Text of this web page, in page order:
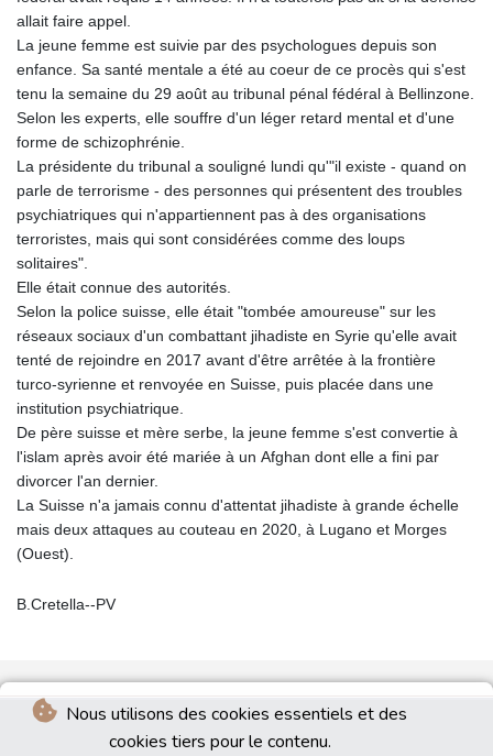
Nous utilisons des cookies essentiels et des
cookies tiers pour le contenu.
allait faire appel.
La jeune femme est suivie par des psychologues depuis son
enfance. Sa santé mentale a été au coeur de ce procès qui s'est
tenu la semaine du 29 août au tribunal pénal fédéral à Bellinzone.
Selon les experts, elle souffre d'un léger retard mental et d'une
forme de schizophrénie.
La présidente du tribunal a souligné lundi qu'"il existe - quand on
parle de terrorisme - des personnes qui présentent des troubles
psychiatriques qui n'appartiennent pas à des organisations
terroristes, mais qui sont considérées comme des loups
solitaires".
Elle était connue des autorités.
Selon la police suisse, elle était "tombée amoureuse" sur les
réseaux sociaux d'un combattant jihadiste en Syrie qu'elle avait
tenté de rejoindre en 2017 avant d'être arrêtée à la frontière
turco-syrienne et renvoyée en Suisse, puis placée dans une
institution psychiatrique.
De père suisse et mère serbe, la jeune femme s'est convertie à
l'islam après avoir été mariée à un Afghan dont elle a fini par
divorcer l'an dernier.
La Suisse n'a jamais connu d'attentat jihadiste à grande échelle
mais deux attaques au couteau en 2020, à Lugano et Morges
(Ouest).
B.Cretella--PV